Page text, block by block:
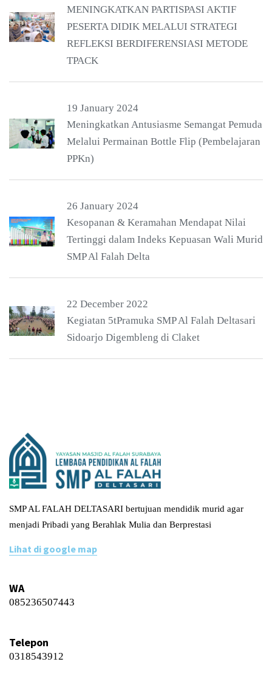
MENINGKATKAN PARTISPASI AKTIF
PESERTA DIDIK MELALUI STRATEGI
REFLEKSI BERDIFERENSIASI METODE
TPACK
19 January 2024
Meningkatkan Antusiasme Semangat Pemuda
Melalui Permainan Bottle Flip (Pembelajaran
PPKn)
26 January 2024
Kesopanan & Keramahan Mendapat Nilai
Tertinggi dalam Indeks Kepuasan Wali Murid
SMP Al Falah Delta
22 December 2022
Kegiatan 5tPramuka SMP Al Falah Deltasari
Sidoarjo Digembleng di Claket
SMP AL FALAH DELTASARI bertujuan mendidik murid agar
menjadi Pribadi yang Berahlak Mulia dan Berprestasi
Lihat di google map
WA
085236507443
Telepon
0318543912